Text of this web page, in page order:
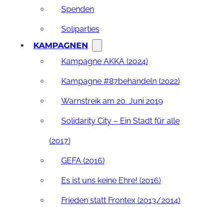
Spenden
Soliparties
KAMPAGNEN
Kampagne AKKA (2024)
Kampagne #87behandeln (2022)
Warnstreik am 20. Juni 2019
Solidarity City – Ein Stadt für alle
(2017)
GEFA (2016)
Es ist uns keine Ehre! (2016)
Frieden statt Frontex (2013/2014)